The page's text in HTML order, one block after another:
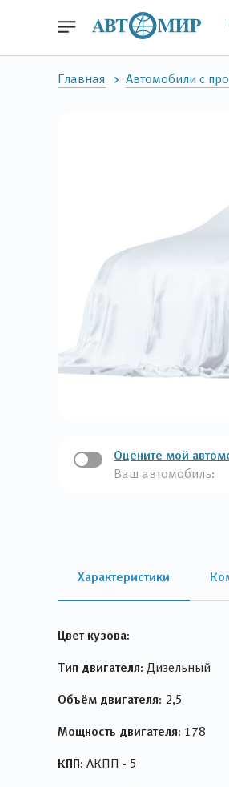
Главная Автомобили с
Оцените мой
Ваш автомобиль:
Характеристики
Цвет кузова:
Тип двигателя: Дизельный
Объём двигателя: 2,5
Мощность двигателя: 178
КПП: АКПП - 5